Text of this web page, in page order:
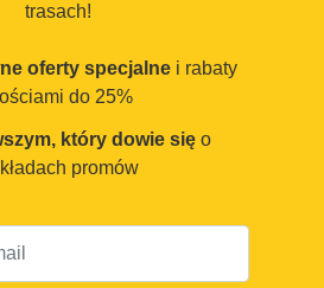
trasach!
oferty specjalne i rabaty
do 25%
który dowie się o
promów